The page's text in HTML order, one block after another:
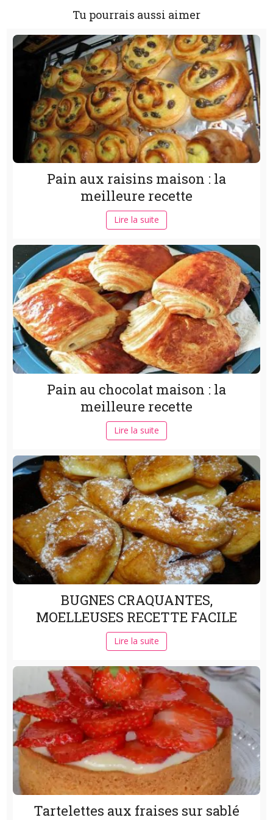
Tu pourrais aussi aimer
Pain aux raisins maison : la
meilleure recette
Lire la suite
Pain au chocolat maison : la
meilleure recette
Lire la suite
BUGNES CRAQUANTES,
MOELLEUSES RECETTE FACILE
Lire la suite
Tartelettes aux fraises sur sablé